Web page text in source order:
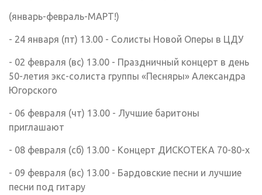
(январь-февраль-МАРТ!)
- 24 января (пт) 13.00 - Солисты Новой Оперы в ЦДУ
- 02 февраля (вс) 13.00 - Праздничный концерт в день
50-летия экс-солиста группы «Песняры» Александра
Югорского
- 06 февраля (чт) 13.00 - Лучшие баритоны
приглашают
- 08 февраля (сб) 13.00 - Концерт ДИСКОТЕКА 70-80-х
- 09 февраля (вс) 13.00 - Бардовские песни и лучшие
песни под гитару